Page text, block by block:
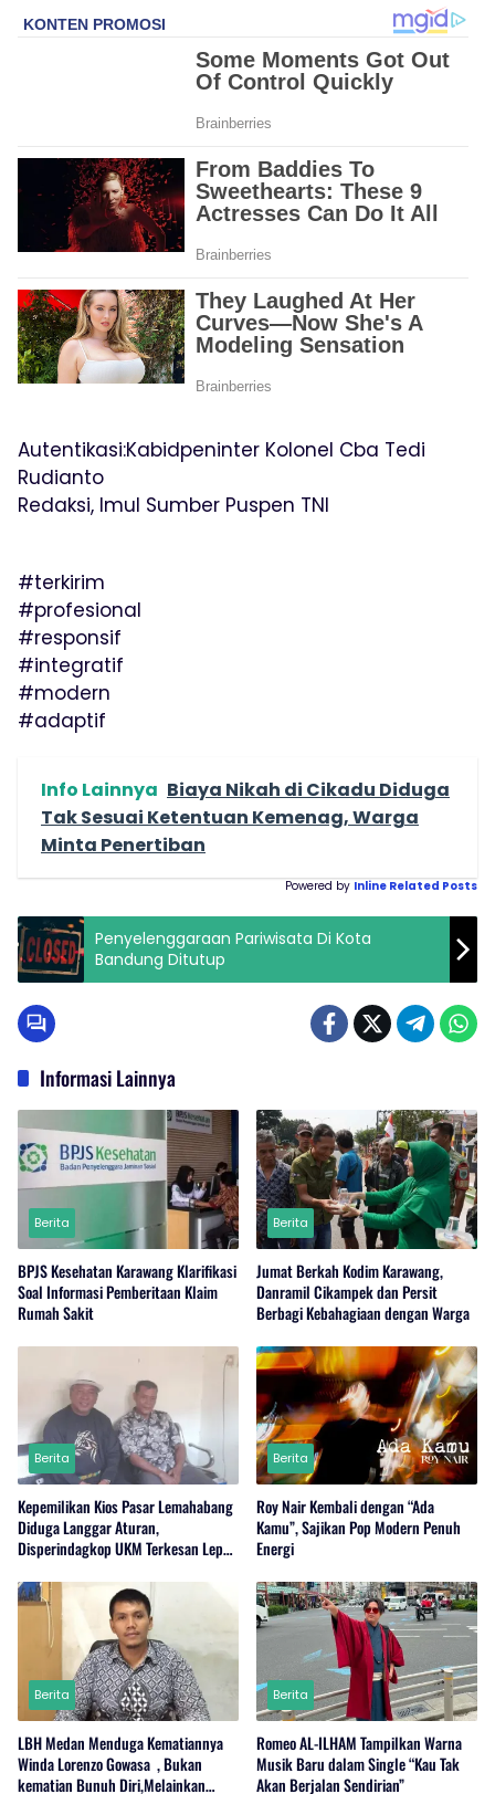
Autentikasi:Kabidpeninter Kolonel Cba Tedi
Rudianto
Redaksi, Imul Sumber Puspen TNI
#terkirim
#profesional
#responsif
#integratif
#modern
#adaptif
Info Lainnya Biaya Nikah di Cikadu Diduga
Tak Sesuai Ketentuan Kemenag, Warga
Minta Penertiban
Powered by Inline Related Posts
Penyelenggaraan Pariwisata Di Kota
Bandung Ditutup
Informasi Lainnya
Berita
BPJS Kesehatan Karawang Klarifikasi
Soal Informasi Pemberitaan Klaim
Rumah Sakit
Berita
Jumat Berkah Kodim Karawang,
Danramil Cikampek dan Persit
Berbagi Kebahagiaan dengan Warga
Berita
Kepemilikan Kios Pasar Lemahabang
Diduga Langgar Aturan,
Disperindagkop UKM Terkesan Lepas
Berita
Roy Nair Kembali dengan “Ada
Kamu”, Sajikan Pop Modern Penuh
Energi
Berita
LBH Medan Menduga Kematiannya
Winda Lorenzo Gowasa , Bukan
kematian Bunuh Diri,Melainkan
Berita
Romeo AL-ILHAM Tampilkan Warna
Musik Baru dalam Single “Kau Tak
Akan Berjalan Sendirian”